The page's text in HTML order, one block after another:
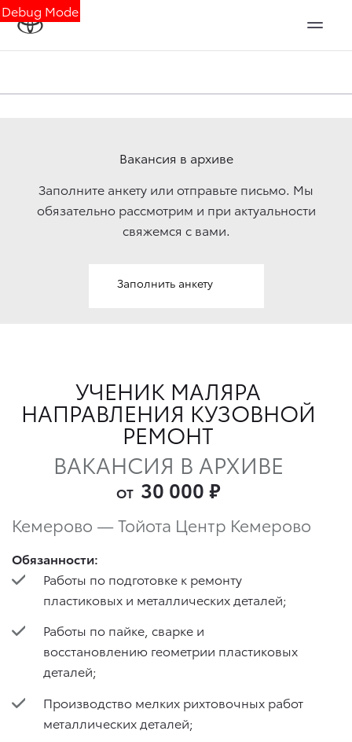
Debug Mode
Вакансия в архиве
Заполните анкету или отправьте письмо. Мы
обязательно рассмотрим и при актуальности
свяжемcя с вами.
Заполнить анкету
УЧЕНИК МАЛЯРА
НАПРАВЛЕНИЯ КУЗОВНОЙ
РЕМОНТ
ВАКАНСИЯ В АРХИВЕ
ОТ 30 000 ₽
Кемерово — Тойота Центр Кемерово
Обязанности:
Работы по подготовке к ремонту
пластиковых и металлических деталей;
Работы по пайке, сварке и
восстановлению геометрии пластиковых
деталей;
Производство мелких рихтовочных работ
металлических деталей;